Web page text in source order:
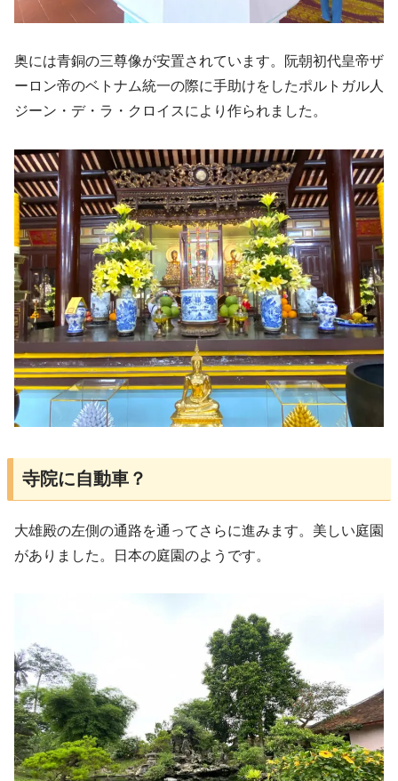
奥には青銅の三尊像が安置されています。阮朝初代皇帝ザ
ーロン帝のベトナム統一の際に手助けをしたポルトガル人
ジーン・デ・ラ・クロイスにより作られました。
寺院に自動車？
大雄殿の左側の通路を通ってさらに進みます。美しい庭園
がありました。日本の庭園のようです。